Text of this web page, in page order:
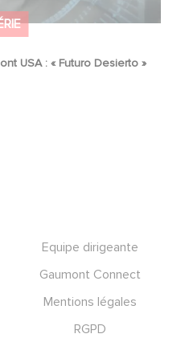
USA : « Futuro Desierto »
Equipe dirigeante
Gaumont Connect
Mentions légales
RGPD